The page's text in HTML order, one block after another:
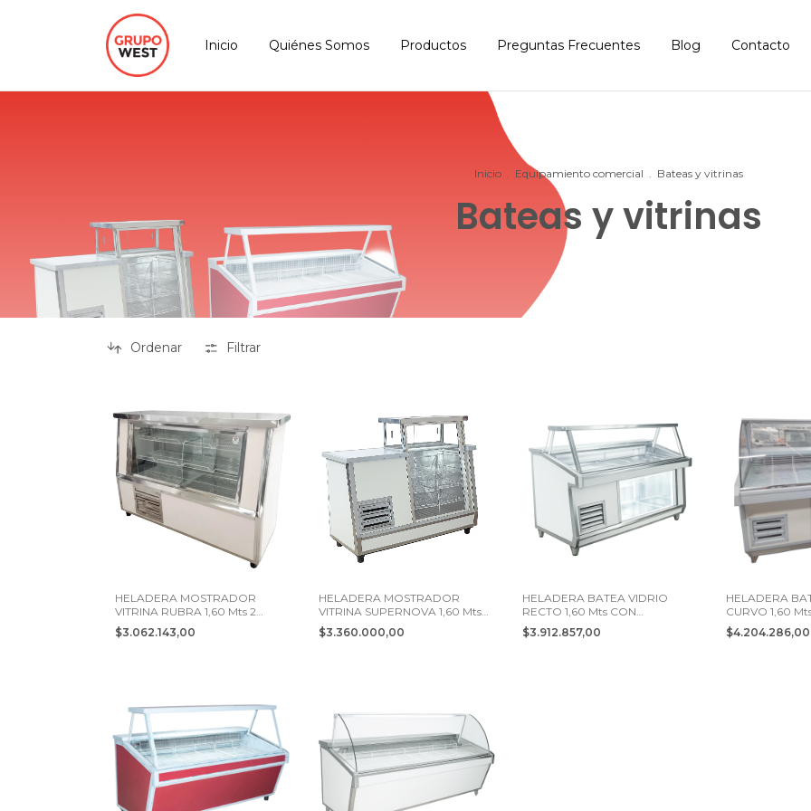
Inicio Quiénes Somos Productos Preguntas Frecuentes Blog Contacto
Inicio Equipamiento comercial Bateas y vitrinas
Bateas y vitrinas
Ordenar Filtrar
HELADERA MOSTRADOR
VITRINA RUBRA 1,60 Mts 2
PUERTAS
$3.062.143,00
HELADERA MOSTRADOR
VITRINA SUPERNOVA 1,60 Mts 2
PUERTAS
$3.360.000,00
HELADERA BATEA VIDRIO
RECTO 1,60 Mts CON
DEPOSITO 2 PTS
$3.912.857,00
HELADERA
CURVO 1,60
DEPOSITO 2